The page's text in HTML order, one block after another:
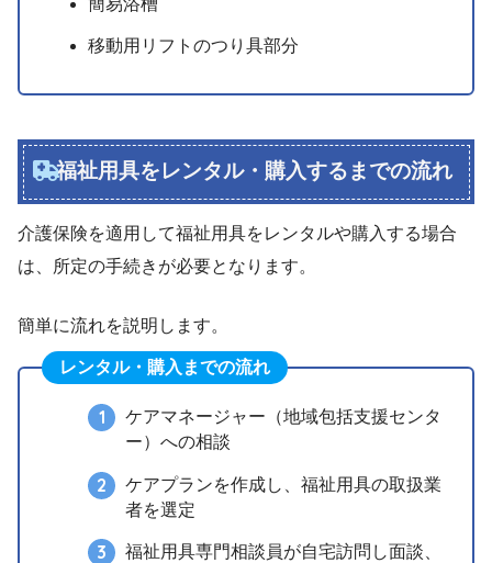
簡易浴槽
移動用リフトのつり具部分
福祉用具をレンタル・購入するまでの流れ
介護保険を適用して福祉用具をレンタルや購入する場合
は、所定の手続きが必要となります。
簡単に流れを説明します。
レンタル・購入までの流れ
ケアマネージャー（地域包括支援センタ
ー）への相談
ケアプランを作成し、福祉用具の取扱業
者を選定
福祉用具専門相談員が自宅訪問し面談、